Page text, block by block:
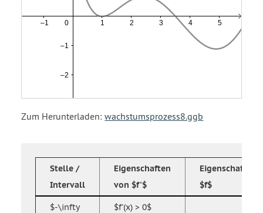
Zum Herunterladen: wachstumsprozess8.ggb
Stelle /
Intervall
Eigenschaften
von $f'$
Eigenschaft
$f$
$-\infty
$f'(x) > 0$